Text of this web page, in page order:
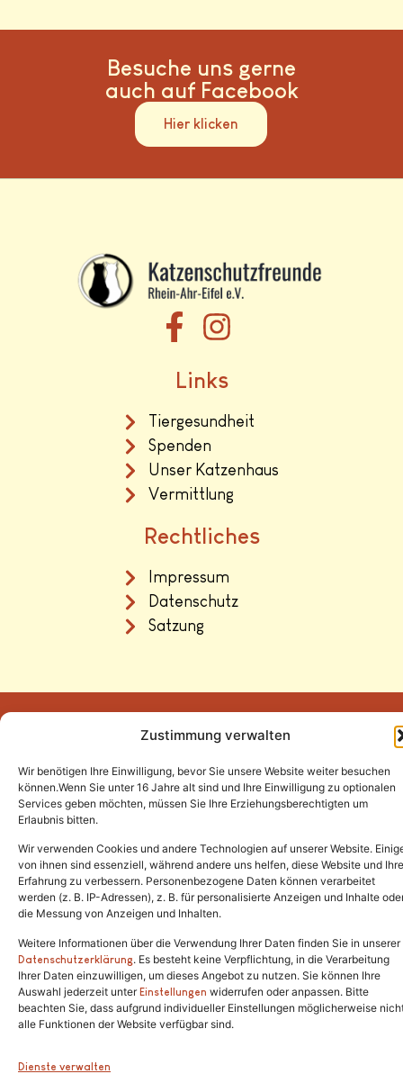
Zustimmung verwalten
Wir benötigen Ihre Einwilligung, bevor Sie unsere Website weiter besuchen
können.Wenn Sie unter 16 Jahre alt sind und Ihre Einwilligung zu optionalen
Services geben möchten, müssen Sie Ihre Erziehungsberechtigten um
Erlaubnis bitten.
Wir verwenden Cookies und andere Technologien auf unserer Website.
von ihnen sind essenziell, während andere uns helfen, diese Website und Ihre
Erfahrung zu verbessern. Personenbezogene Daten können verarbeitet
werden (z. B. IP-Adressen), z. B. für personalisierte Anzeigen und Inhalte
die Messung von Anzeigen und Inhalten.
Weitere Informationen über die Verwendung Ihrer Daten finden Sie in unserer
Datenschutzerklärung. Es besteht keine Verpflichtung, in die Verarbeitung
Ihrer Daten einzuwilligen, um dieses Angebot zu nutzen. Sie können Ihre
Auswahl jederzeit unterEinstellungen widerrufen oder anpassen. Bitte
beachten Sie, dass aufgrund individueller Einstellungen möglicherweise
alle Funktionen der Website verfügbar sind.
Dienste verwalten
Besuche uns gerne
auch auf Facebook
Hier klicken
Links
Tiergesundheit
Spenden
Unser Katzenhaus
Vermittlung
Rechtliches
Impressum
Datenschutz
Satzung
Copyright © 2024. Alle Rechte vorbehalten.
Tel.:(02646) 915928
info@katzenschutzfreunde.de
Im Brandenfeld 22
53426 Schalkenbach